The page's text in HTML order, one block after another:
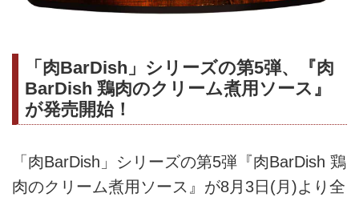
「肉BarDish」シリーズの第5弾、『肉
BarDish 鶏肉のクリーム煮用ソース』
が発売開始！
「肉BarDish」シリーズの第5弾『肉BarDish 鶏
肉のクリーム煮用ソース』が8月3日(月)より全